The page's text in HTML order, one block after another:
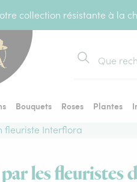
collection résistante à la
Rechercher
Bouquets Roses Plantes
fleuriste Interflora
les fleuristes